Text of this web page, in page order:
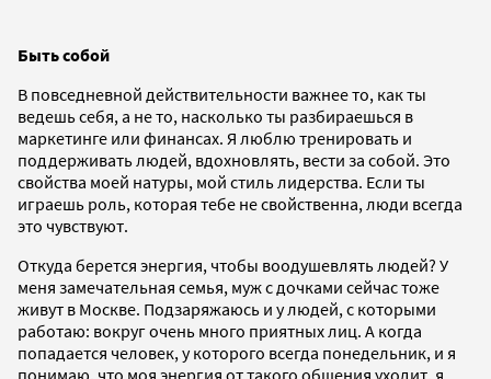
Быть собой
В повседневной действительности важнее то, как ты
ведешь себя, а не то, насколько ты разбираешься в
маркетинге или финансах. Я люблю тренировать и
поддерживать людей, вдохновлять, вести за собой. Это
свойства моей натуры, мой стиль лидерства. Если ты
играешь роль, которая тебе не свойственна, люди всегда
это чувствуют.
Откуда берется энергия, чтобы воодушевлять людей? У
меня замечательная семья, муж с дочками сейчас тоже
живут в Москве. Подзаряжаюсь и у людей, с которыми
работаю: вокруг очень много приятных лиц. А когда
попадается человек, у которого всегда понедельник, и я
понимаю, что моя энергия от такого общения уходит, я